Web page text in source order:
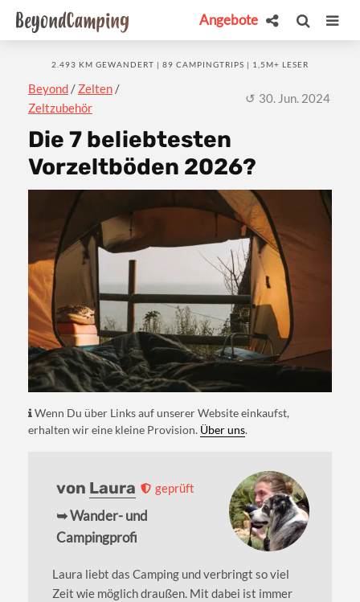
Angebote
Beyond / Zelten /
Zeltzubehör
2.493 KM GEWANDERT | 89 CAMPINGTRIPS | 1,5M+ LESER
30. Jun. 2024
Die 7 beliebtesten
Vorzeltböden 2026?
Wenn Du über Links auf unserer Website einkaufst,
erhalten wir eine kleine Provision. Über uns.
von Laura geprüft
➥ Wander- und
Campingprofi
Laura liebt das Camping und verbringt so viel
Zeit wie möglich draußen. Mit dabei ist immer